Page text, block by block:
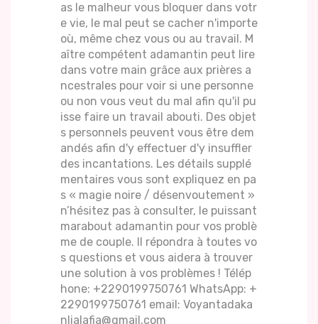
as le malheur vous bloquer dans votr
e vie, le mal peut se cacher n'importe
où, même chez vous ou au travail. M
aître compétent adamantin peut lire
dans votre main grâce aux prières a
ncestrales pour voir si une personne
ou non vous veut du mal afin qu'il pu
isse faire un travail abouti. Des objet
s personnels peuvent vous être dem
andés afin d'y effectuer d'y insuffler
des incantations. Les détails supplé
mentaires vous sont expliquez en pa
s « magie noire / désenvoutement »
n’hésitez pas à consulter, le puissant
marabout adamantin pour vos problè
me de couple. Il répondra à toutes vo
s questions et vous aidera à trouver
une solution à vos problèmes ! Télép
hone: +2290199750761 WhatsApp: +
2290199750761 email: Voyantadaka
nlialafia@gmail.com